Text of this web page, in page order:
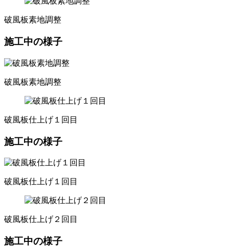
破風板素地調整
施工中の様子
破風板素地調整
破風板仕上げ１回目
施工中の様子
破風板仕上げ１回目
破風板仕上げ２回目
施工中の様子